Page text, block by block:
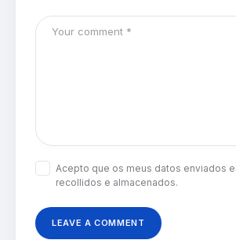
Acepto que os meus datos enviados
recollidos e almacenados.